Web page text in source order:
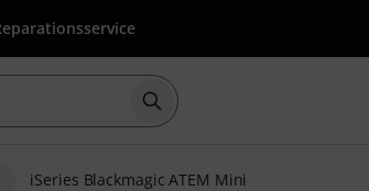
Start søgning med
iSeries Blackmagic ATEM Mini